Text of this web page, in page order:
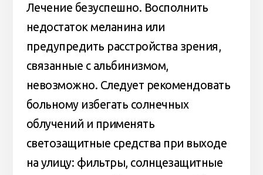
Лечение безуспешно. Восполнить
недостаток меланина или
предупредить расстройства зрения,
связанные с альбинизмом,
невозможно. Следует рекомендовать
больному избегать солнечных
облучений и применять
светозащитные средства при выходе
на улицу: фильтры, солнцезащитные